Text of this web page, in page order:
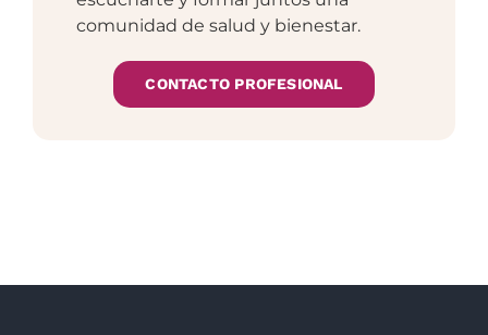
comunidad de salud y bienestar.
CONTACTO PROFESIONAL